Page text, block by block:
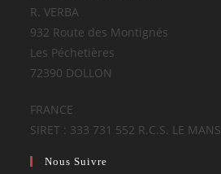
R. VERBA
932 Route des Montignés
Les Péchetières
72390 DOLLON
FRANCE
SIRET : 333 731 552 R.C.S. LE MANS
Nous Suivre